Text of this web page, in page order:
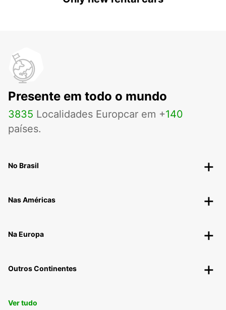
Presente em todo o mundo
3835 Localidades Europcar em +140
países.
No Brasil
Nas Américas
Na Europa
Outros Continentes
Ver tudo